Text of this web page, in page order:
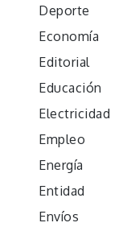
Deporte
Economía
Editorial
Educación
Electricidad
Empleo
Energía
Entidad
Envíos